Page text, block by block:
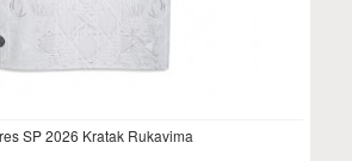
SP 2026 Kratak Rukavima